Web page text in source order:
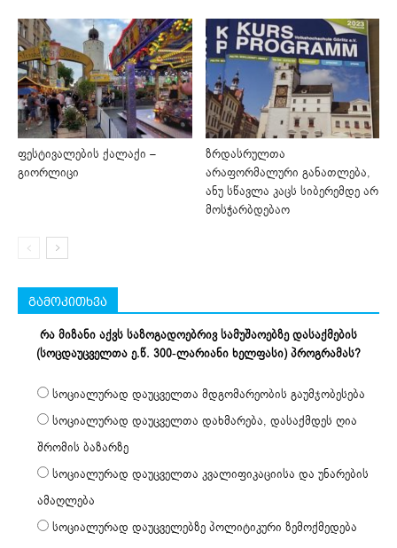
ფესტივალების ქალაქი –
გიორლიცი
ზრდასრულთა
არაფორმალური განათლება,
ანუ სწავლა კაცს სიბერემდე არ
მოსჭარბდებაო
გამოკითხვა
რა მიზანი აქვს საზოგადოებრივ სამუშაოებზე დასაქმების
(სოცდაუცველთა ე.წ. 300-ლარიანი ხელფასი) პროგრამას?
სოციალურად დაუცველთა მდგომარეობის გაუმჯობესება
სოციალურად დაუცველთა დახმარება, დასაქმდეს ღია
შრომის ბაზარზე
სოციალურად დაუცველთა კვალიფიკაციისა და უნარების
ამაღლება
სოციალურად დაუცველებზე პოლიტიკური ზემოქმედება